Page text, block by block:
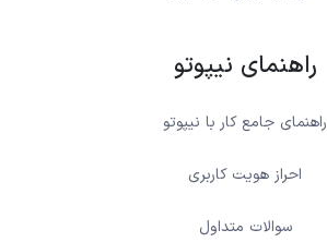
راهنمای نیپوتو
راهنمای جامع کار با نیپوتو
احراز هویت کاربری
سوالات متداول